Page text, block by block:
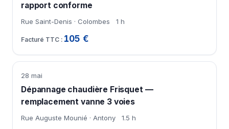
rapport conforme
Rue Saint-Denis · Colombes 1 h
105 €
28 mai
Dépannage chaudière Frisquet —
remplacement vanne 3 voies
Rue Auguste Mounié · Antony 1.5 h